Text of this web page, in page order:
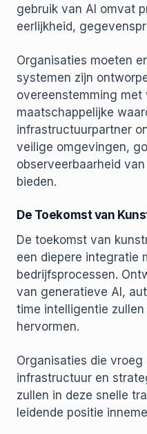
gebruik van AI omvat
eerlijkheid,
Organisaties moeten
systemen zijn
overeenstemming
maatschappelijke
infrastructuurpartner
veilige omgevingen,
observeerbaarheid
bieden.
De Toekomst van
De toekomst van
een diepere integratie
bedrijfsprocessen.
van generatieve AI,
time intelligentie
hervormen.
Organisaties die
infrastructuur en
zullen in deze snelle
leidende positie